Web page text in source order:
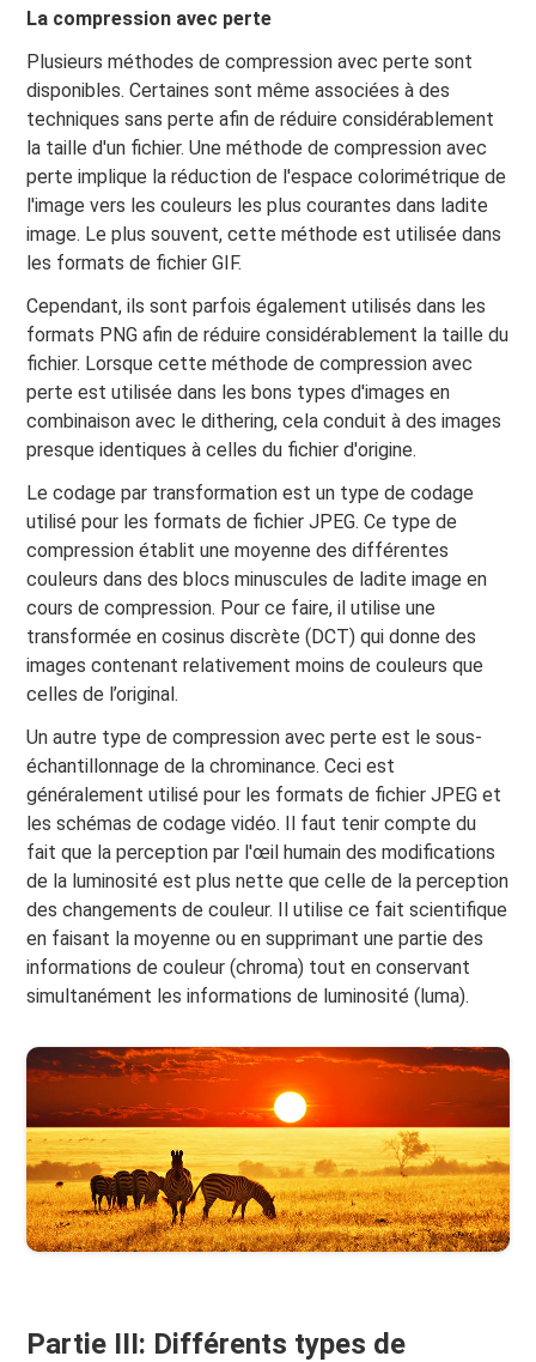
La compression avec perte
Plusieurs méthodes de compression avec perte sont
disponibles. Certaines sont même associées à des
techniques sans perte afin de réduire considérablement
la taille d'un fichier. Une méthode de compression avec
perte implique la réduction de l'espace colorimétrique de
l'image vers les couleurs les plus courantes dans ladite
image. Le plus souvent, cette méthode est utilisée dans
les formats de fichier GIF.
Cependant, ils sont parfois également utilisés dans les
formats PNG afin de réduire considérablement la taille du
fichier. Lorsque cette méthode de compression avec
perte est utilisée dans les bons types d'images en
combinaison avec le dithering, cela conduit à des images
presque identiques à celles du fichier d'origine.
Le codage par transformation est un type de codage
utilisé pour les formats de fichier JPEG. Ce type de
compression établit une moyenne des différentes
couleurs dans des blocs minuscules de ladite image en
cours de compression. Pour ce faire, il utilise une
transformée en cosinus discrète (DCT) qui donne des
images contenant relativement moins de couleurs que
celles de l’original.
Un autre type de compression avec perte est le sous-
échantillonnage de la chrominance. Ceci est
généralement utilisé pour les formats de fichier JPEG et
les schémas de codage vidéo. Il faut tenir compte du
fait que la perception par l'œil humain des modifications
de la luminosité est plus nette que celle de la perception
des changements de couleur. Il utilise ce fait scientifique
en faisant la moyenne ou en supprimant une partie des
informations de couleur (chroma) tout en conservant
simultanément les informations de luminosité (luma).
Partie III: Différents types de